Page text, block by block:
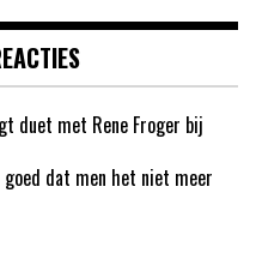
duet met Rene Froger bij
dat men het niet meer